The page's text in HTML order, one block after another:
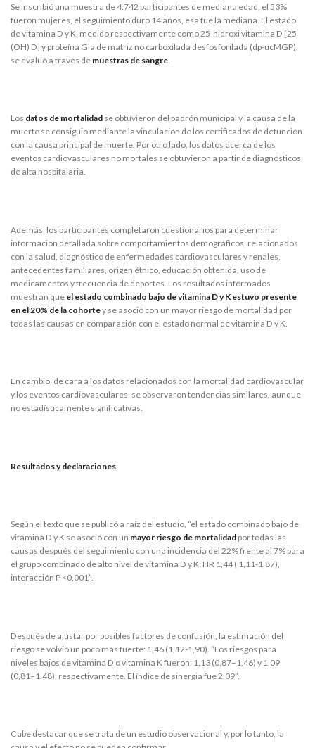
Se inscribió una muestra de 4.742 participantes de mediana edad, el 53%
fueron mujeres, el seguimiento duró 14 años, esa fue la mediana. El estado
de vitamina D y K, medido respectivamente como 25-hidroxi vitamina D [25
(OH) D] y proteína Gla de matriz no carboxilada desfosforilada (dp-ucMGP),
se evaluó a través de muestras de sangre
Los datos de mortalidad se obtuvieron del padrón municipal y la causa de la
muerte se consiguió mediante la vinculación de los certificados de defunción
con la causa principal de muerte. Por otro lado, los datos acerca de los
eventos cardiovasculares no mortales se obtuvieron a partir de diagnósticos
de alta hospitalaria.
Además, los participantes completaron cuestionarios para determinar
información detallada sobre comportamientos demográficos, relacionados
con la salud, diagnóstico de enfermedades cardiovasculares y renales,
antecedentes familiares, origen étnico, educación obtenida, uso de
medicamentos y frecuencia de deportes. Los resultados informados
muestran que el estado combinado bajo de vitamina D y K estuvo presente
en el 20% de la cohortey se asoció con un mayor riesgo de mortalidad por
todas las causas en comparación con el estado normal de vitamina D y K.
En cambio, de cara a los datos relacionados con la mortalidad cardiovascular
y los eventos cardiovasculares, se observaron tendencias similares, aunque
no estadísticamente significativas.
Resultados y declaraciones
Según el texto que se publicó a raíz del estudio, “el estado combinado bajo de
vitamina D y K se asoció con un mayor riesgo de mortalidad por todas las
causas después del seguimiento con una incidencia del 22% frente al 7% para
el grupo combinado de alto nivel de vitamina D y K: HR 1,44 ( 1,11-1,87),
interacción P <0,001”.
Después de ajustar por posibles factores de confusión, la estimación del
riesgo se volvió un poco más fuerte: 1,46 (1,12-1,90). “Los riesgos para
niveles bajos de vitamina D o vitamina K fueron: 1,13 (0,87–1,46) y 1,09
(0,81–1,48), respectivamente. El índice de sinergia fue 2,09”.
Cabe destacar que se trata de un estudio observacional y, por lo tanto, la